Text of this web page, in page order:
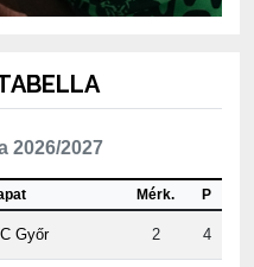
2026/2027
Mérk. P
Győr 2 4